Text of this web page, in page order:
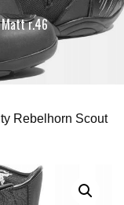
Matt r.46
Rebelhorn Scout